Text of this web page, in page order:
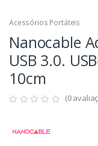
Acessórios Portáteis
Nanocable
USB 3.0.
10cm
(0